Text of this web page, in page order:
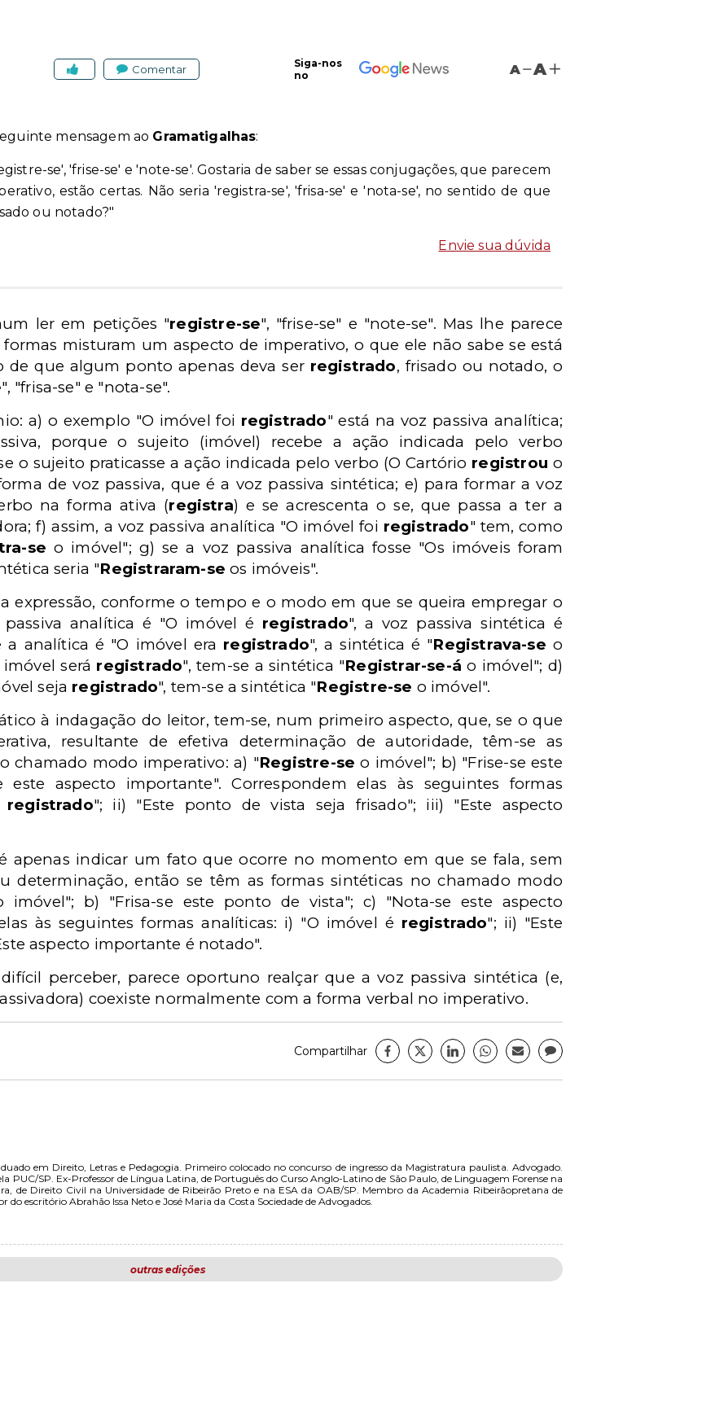
Comentar
Siga-nos
no
A A
mensagem ao Gramatigalhas:
se', 'frise-se' e 'note-se'. Gostaria de saber se essas conjugações, que parecem
estão certas. Não seria 'registra-se', 'frisa-se' e 'nota-se', no sentido de que
ou notado?"
Envie sua dúvida
ler em petições "registre-se", "frise-se" e "note-se". Mas lhe parece
formas misturam um aspecto de imperativo, o que ele não sabe se está
de que algum ponto apenas deva ser registrado, frisado ou notado, o
", "frisa-se" e "nota-se".
a) o exemplo "O imóvel foi registrado" está na voz passiva analítica;
porque o sujeito (imóvel) recebe a ação indicada pelo verbo
o sujeito praticasse a ação indicada pelo verbo (O Cartório registrou o
de voz passiva, que é a voz passiva sintética; e) para formar a voz
na forma ativa (registra) e se acrescenta o se, que passa a ter a
f) assim, a voz passiva analítica "O imóvel foi registrado" tem, como
se o imóvel"; g) se a voz passiva analítica fosse "Os imóveis foram
seria "Registraram-se os imóveis".
expressão, conforme o tempo e o modo em que se queira empregar o
analítica é "O imóvel é registrado", a voz passiva sintética é
a analítica é "O imóvel era registrado", a sintética é "Registrava-se o
será registrado", tem-se a sintética "Registrar-se-á o imóvel"; d)
seja registrado", tem-se a sintética "Registre-se o imóvel".
à indagação do leitor, tem-se, num primeiro aspecto, que, se o que
resultante de efetiva determinação de autoridade, têm-se as
chamado modo imperativo: a) "Registre-se o imóvel"; b) "Frise-se este
aspecto importante". Correspondem elas às seguintes formas
registrado"; ii) "Este ponto de vista seja frisado"; iii) "Este aspecto
apenas indicar um fato que ocorre no momento em que se fala, sem
determinação, então se têm as formas sintéticas no chamado modo
imóvel"; b) "Frisa-se este ponto de vista"; c) "Nota-se este aspecto
às seguintes formas analíticas: i) "O imóvel é registrado"; ii) "Este
aspecto importante é notado".
perceber, parece oportuno realçar que a voz passiva sintética (e,
coexiste normalmente com a forma verbal no imperativo.
Compartilhar
em Direito, Letras e Pedagogia. Primeiro colocado no concurso de ingresso da Magistratura paulista. Advogado.
PUC/SP. Ex-Professor de Língua Latina, de Português do Curso Anglo-Latino de São Paulo, de Linguagem Forense na
de Direito Civil na Universidade de Ribeirão Preto e na ESA da OAB/SP. Membro da Academia Ribeirãopretana de
do escritório Abrahão Issa Neto e José Maria da Costa Sociedade de Advogados.
outras edições